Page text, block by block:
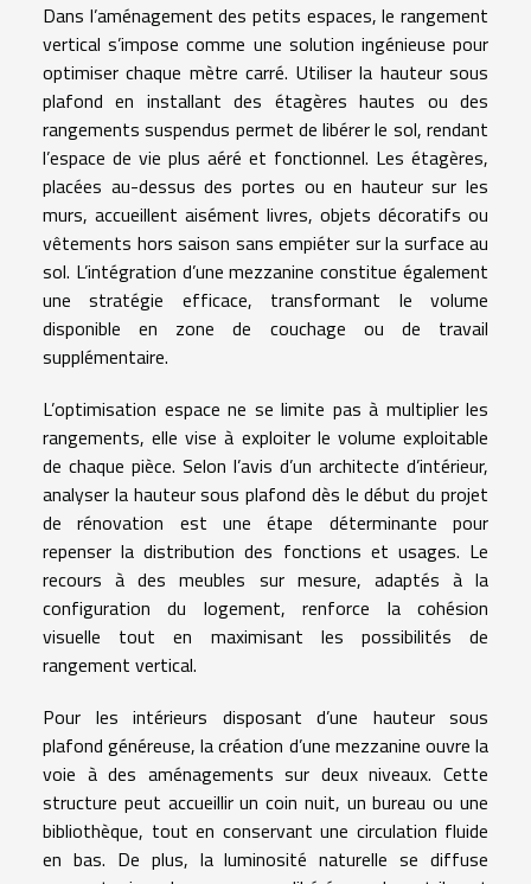
Dans l’aménagement des petits espaces, le rangement
vertical s’impose comme une solution ingénieuse pour
optimiser chaque mètre carré. Utiliser la hauteur sous
plafond en installant des étagères hautes ou des
rangements suspendus permet de libérer le sol, rendant
l’espace de vie plus aéré et fonctionnel. Les étagères,
placées au-dessus des portes ou en hauteur sur les
murs, accueillent aisément livres, objets décoratifs ou
vêtements hors saison sans empiéter sur la surface au
sol. L’intégration d’une mezzanine constitue également
une stratégie efficace, transformant le volume
disponible en zone de couchage ou de travail
supplémentaire.
L’optimisation espace ne se limite pas à multiplier les
rangements, elle vise à exploiter le volume exploitable
de chaque pièce. Selon l’avis d’un architecte d’intérieur,
analyser la hauteur sous plafond dès le début du projet
de rénovation est une étape déterminante pour
repenser la distribution des fonctions et usages. Le
recours à des meubles sur mesure, adaptés à la
configuration du logement, renforce la cohésion
visuelle tout en maximisant les possibilités de
rangement vertical.
Pour les intérieurs disposant d’une hauteur sous
plafond généreuse, la création d’une mezzanine ouvre la
voie à des aménagements sur deux niveaux. Cette
structure peut accueillir un coin nuit, un bureau ou une
bibliothèque, tout en conservant une circulation fluide
en bas. De plus, la luminosité naturelle se diffuse